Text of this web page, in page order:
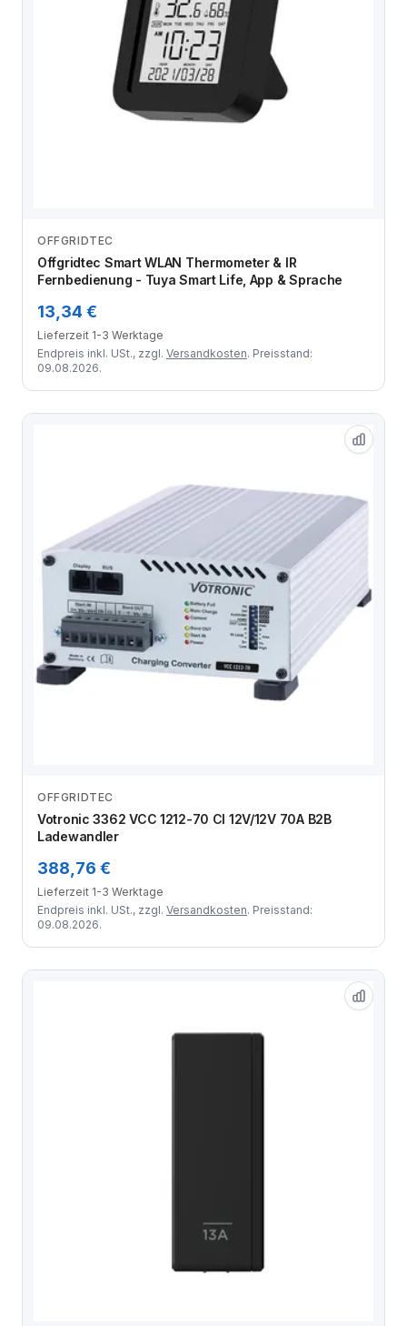
OFFGRIDTEC
Offgridtec Smart WLAN Thermometer & IR
Fernbedienung - Tuya Smart Life, App & Sprache
13,34 €
Lieferzeit 1-3 Werktage
Endpreis inkl. USt., zzgl. Versandkosten. Preisstand:
09.08.2026.
OFFGRIDTEC
Votronic 3362 VCC 1212-70 CI 12V/12V 70A B2B
Ladewandler
388,76 €
Lieferzeit 1-3 Werktage
Endpreis inkl. USt., zzgl. Versandkosten. Preisstand:
09.08.2026.